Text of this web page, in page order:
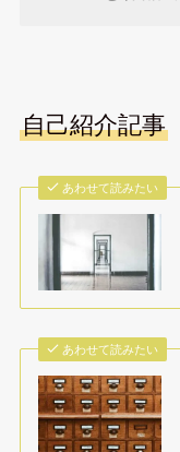
自己紹介記事
あわせて読みたい
あわせて読みたい